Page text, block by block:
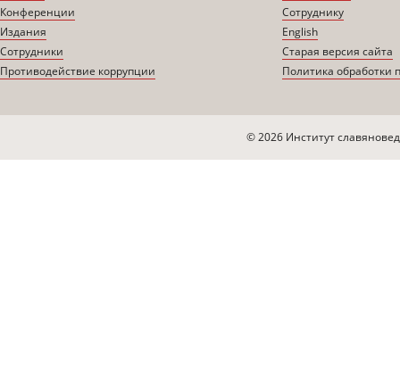
Конференции
Издания
Сотрудники
Противодействие коррупции
Сотруднику
English
Старая версия сайта
Политика обработки
© 2026 Институт